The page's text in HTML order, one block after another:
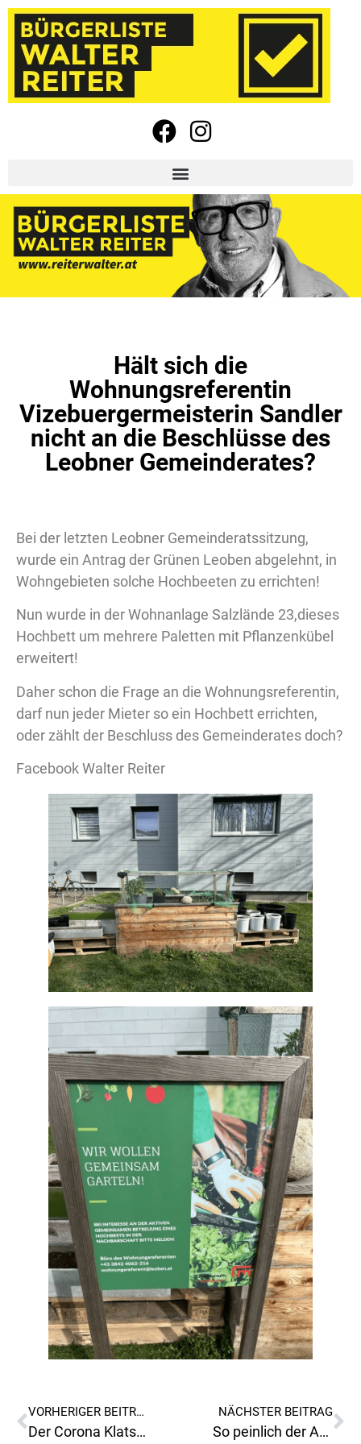
Hält sich die
Wohnungsreferentin
Vizebuergermeisterin Sandler
nicht an die Beschlüsse des
Leobner Gemeinderates?
Bei der letzten Leobner Gemeinderatssitzung,
wurde ein Antrag der Grünen Leoben abgelehnt, in
Wohngebieten solche Hochbeeten zu errichten!
Nun wurde in der Wohnanlage Salzlände 23,dieses
Hochbett um mehrere Paletten mit Pflanzenkübel
erweitert!
Daher schon die Frage an die Wohnungsreferentin,
darf nun jeder Mieter so ein Hochbett errichten,
oder zählt der Beschluss des Gemeinderates doch?
Facebook Walter Reiter
VORHERIGER BEITRAG
Der Corona Klatscher( SPÖ) aus Leoben- Judendorf macht sich Sorgen(wie der Herr, so‘s Gescherr)und schaltet die Leobner Polizei ein!
NÄCHSTER BEITRAG
So peinlich der Auftritt der Leobner SPÖ mit Bürgermeister Wallner!